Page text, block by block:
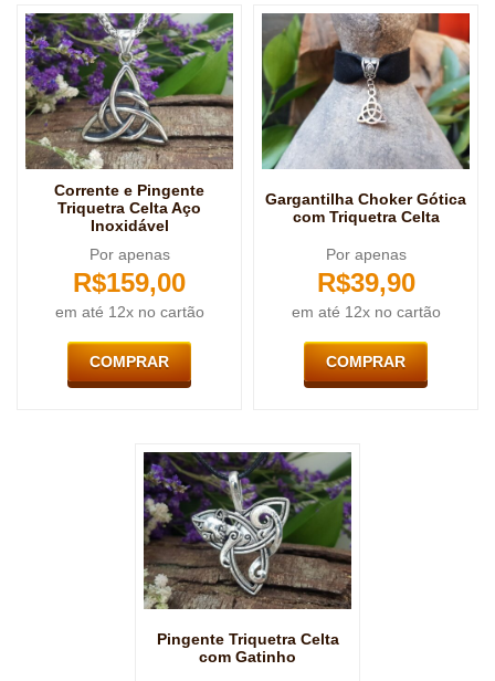
Corrente e Pingente
Triquetra Celta Aço
Inoxidável
Por apenas
R$159,00
em até 12x no cartão
COMPRAR
Gargantilha Choker Gótica
com Triquetra Celta
Por apenas
R$39,90
em até 12x no cartão
COMPRAR
Pingente Triquetra Celta
com Gatinho